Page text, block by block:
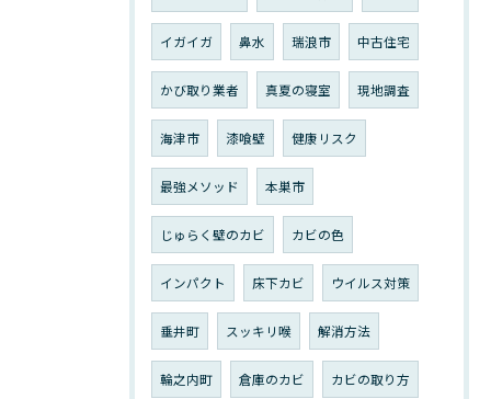
イガイガ 鼻水 瑞浪市 中古住宅
かび取り業者 真夏の寝室 現地調査
海津市 漆喰壁 健康リスク
最強メソッド 本巣市
じゅらく壁のカビ カビの色
インパクト 床下カビ ウイルス対策
垂井町 スッキリ喉 解消方法
輪之内町 倉庫のカビ カビの取り方